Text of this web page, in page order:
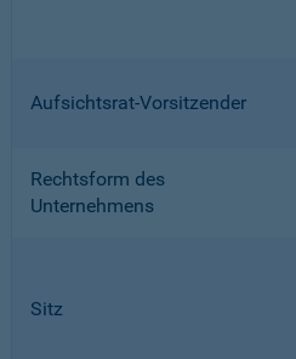
Aufsichtsrat-Vorsitzender
Rechtsform des
Unternehmens
Sitz